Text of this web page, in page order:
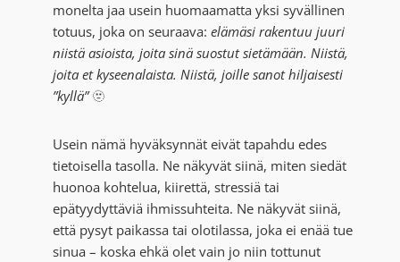
monelta jaa usein huomaamatta yksi syvällinen
totuus, joka on seuraava:elämäsi rakentuu juuri
niistä asioista, joita sinä suostut sietämään. Niistä,
joita et kyseenalaista. Niistä, joille sanot hiljaisesti
”kyllä”🫥
Usein nämä hyväksynnät eivät tapahdu edes
tietoisella tasolla. Ne näkyvät siinä, miten siedät
huonoa kohtelua, kiirettä, stressiä tai
epätyydyttäviä ihmissuhteita. Ne näkyvät siinä,
että pysyt paikassa tai olotilassa, joka ei enää tue
sinua – koska ehkä olet vain jo niin tottunut